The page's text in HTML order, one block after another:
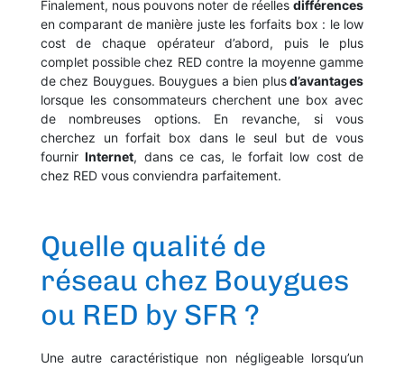
Finalement, nous pouvons noter de réellesdifférences
en comparant de manière juste les forfaits box : le low
cost de chaque opérateur d’abord, puis le plus
complet possible chez RED contre la moyenne gamme
de chez Bouygues. Bouygues a bien plusd’avantages
lorsque les consommateurs cherchent une box avec
de nombreuses options. En revanche, si vous
cherchez un forfait box dans le seul but de vous
fournirInternet, dans ce cas, le forfait low cost de
chez RED vous conviendra parfaitement.
Quelle qualité de
réseau chez Bouygues
ou RED by SFR ?
Une autre caractéristique non négligeable lorsqu’un